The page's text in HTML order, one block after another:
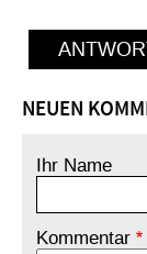
NEUEN
Ihr Name
Kommentar